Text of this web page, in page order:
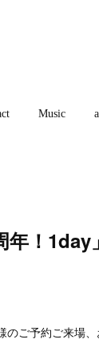
Music
！1day」
ご予約ご来場、